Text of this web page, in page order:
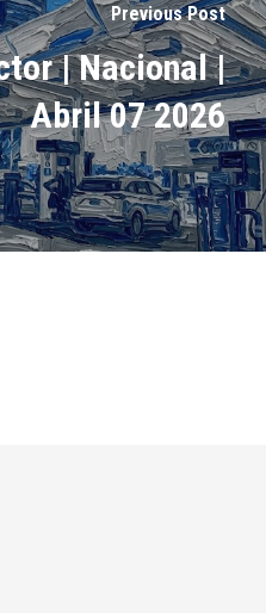
Previous Post
| Nacional |
Abril 07 2026